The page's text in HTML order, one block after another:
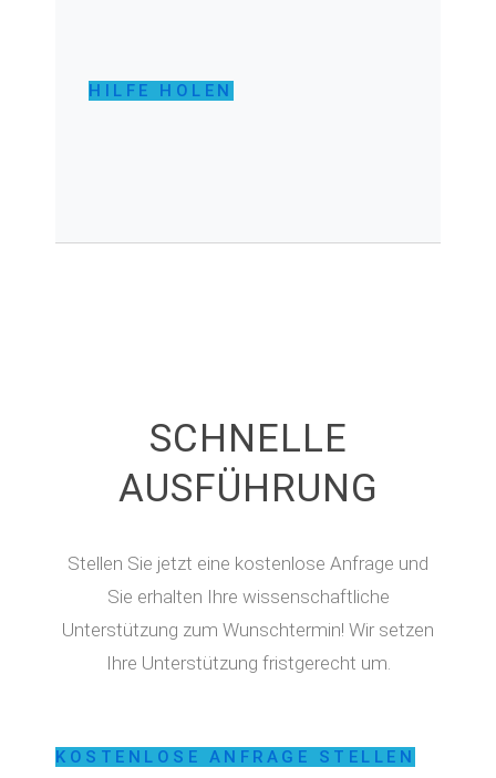
HILFE HOLEN
SCHNELLE
AUSFÜHRUNG
Stellen Sie jetzt eine kostenlose Anfrage und
Sie erhalten Ihre wissenschaftliche
Unterstützung zum Wunschtermin! Wir setzen
Ihre Unterstützung fristgerecht um.
KOSTENLOSE ANFRAGE STELLEN